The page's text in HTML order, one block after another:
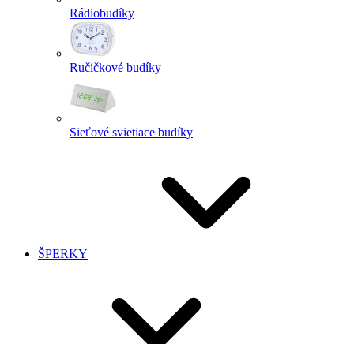
Rádiobudíky
Ručičkové budíky
Sieťové svietiace budíky
ŠPERKY